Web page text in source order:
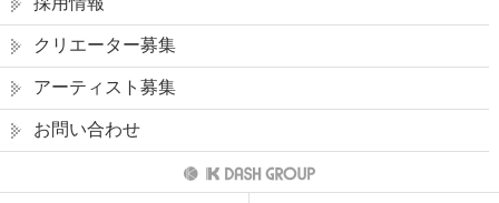
クリエーター募集
アーティスト募集
お問い合わせ